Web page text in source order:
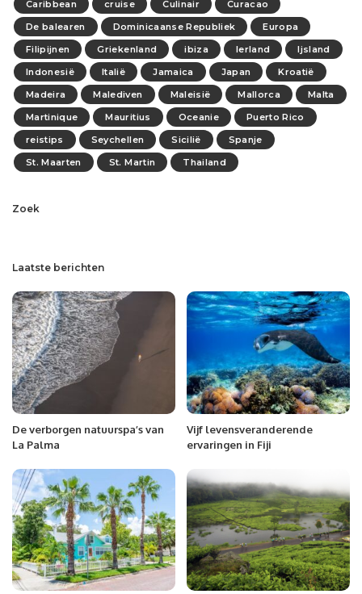
Caribbean
cruise Culinair
Curacao
De balearen
Dominicaanse Republiek
Europa
Filipijnen
Griekenland ibiza Ierland
Ijsland
Indonesië
Italië Jamaica Japan
Kroatië
Madeira
Malediven Maleisië Mallorca
Malta
Martinique
Mauritius Oceanie
Puerto Rico
reistips
Seychellen Sicilië
Spanje
St. Maarten
St. Martin Thailand
Zoek
Laatste berichten
De verborgen natuurspa’s van
La Palma
Vijf levensveranderende
ervaringen in Fiji